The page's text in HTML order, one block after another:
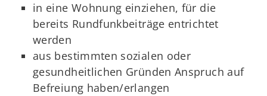
in eine Wohnung einziehen, für die
bereits Rundfunkbeiträge entrichtet
werden
aus bestimmten sozialen oder
gesundheitlichen Gründen Anspruch auf
Befreiung haben/erlangen